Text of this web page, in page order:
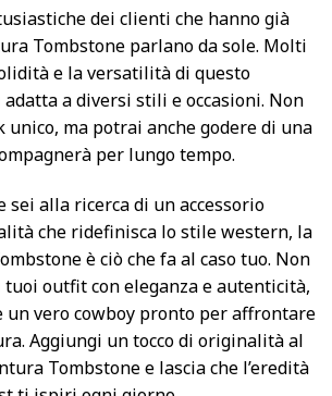
dei clienti che hanno già
Tombstone parlano da sole. Molti
e la versatilità di questo
adatta a diversi stili e occasioni. Non
unico, ma potrai anche godere di una
per lungo tempo.
sei alla ricerca di un accessorio
che ridefinisca lo stile western, la
è ciò che fa al caso tuo. Non
outfit con eleganza e autenticità,
vero cowboy pronto per affrontare
Aggiungi un tocco di originalità al
Tombstone e lascia che l’eredità